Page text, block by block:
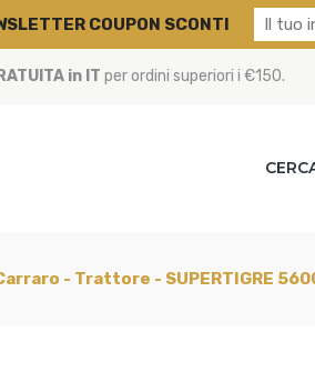
in IT per ordini superiori i €150.
- Trattore - SUPERTIGRE
COUPON SCONTI